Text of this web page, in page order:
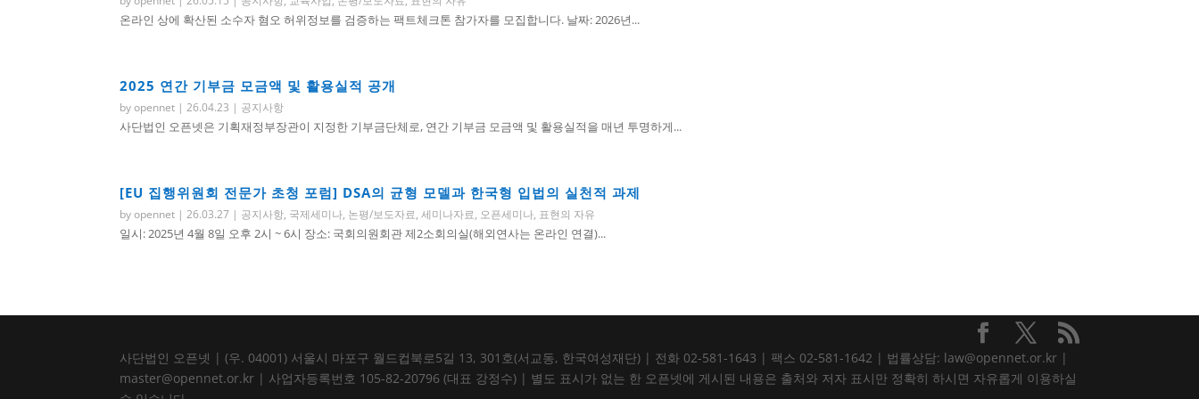
온라인 상에 확산된 소수자 혐오 허위정보를 검증하는 팩트체크톤 참가자를 모집합니다. 날짜: 2026년...
2025 연간 기부금 모금액 및 활용실적 공개
byopennet |26.04.23 | 공지사항
사단법인 오픈넷은 기획재정부장관이 지정한 기부금단체로, 연간 기부금 모금액 및 활용실적을 매년 투명하게...
[EU 집행위원회 전문가 초청 포럼] DSA의 균형 모델과 한국형 입법의 실천적 과제
byopennet |26.03.27 | 공지사항, 국제세미나, 논평/보도자료,세미나자료, 오픈세미나, 표현의 자유
일시: 2025년 4월 8일 오후 2시 ~ 6시 장소: 국회의원회관 제2소회의실(해외연사는 온라인 연결)...
사단법인 오픈넷 | (우. 04001) 서울시 마포구 월드컵북로5길 13, 301호(서교동, 한국여성재단) | 전화 02-581-1643 | 팩스 02-581-1642 | 법률상담: law@opennet.or.kr |
master@opennet.or.kr | 사업자등록번호 105-82-20796 (대표 강정수) | 별도 표시가 없는 한 오픈넷에 게시된 내용은 출처와 저자 표시만 정확히 하시면 자유롭게 이용하실